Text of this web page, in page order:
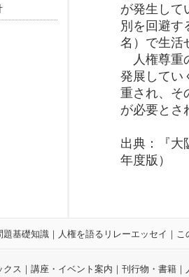
が発生して
別を回避す
名）で生活
人権尊重
発展してい
重され、そ
が必要とさ
出典：『大
年度版）
題基礎知識 ｜ 人権を語るリレーエッセイ ｜ こ
クス ｜ 講座・イベント案内 ｜ 刊行物・書籍 ｜